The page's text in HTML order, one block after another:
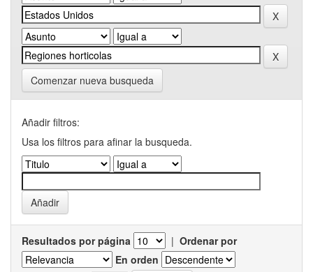
Comenzar nueva busqueda
Añadir filtros:
Usa los filtros para afinar la busqueda.
Resultados por página | Ordenar por
En orden